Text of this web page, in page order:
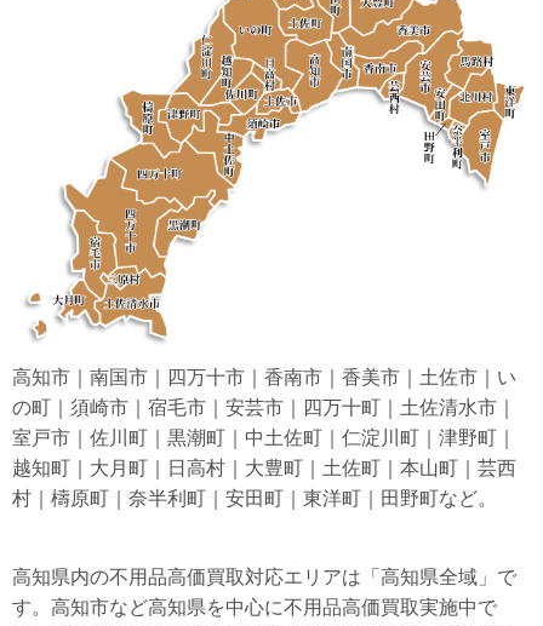
高知市｜南国市｜四万十市｜香南市｜香美市｜土佐市｜い
の町｜須崎市｜宿毛市｜安芸市｜四万十町｜土佐清水市｜
室戸市｜佐川町｜黒潮町｜中土佐町｜仁淀川町｜津野町｜
越知町｜大月町｜日高村｜大豊町｜土佐町｜本山町｜芸西
村｜檮原町｜奈半利町｜安田町｜東洋町｜田野町など。
高知県内の不用品高価買取対応エリアは「高知県全域」で
す。高知市など高知県を中心に不用品高価買取実施中で